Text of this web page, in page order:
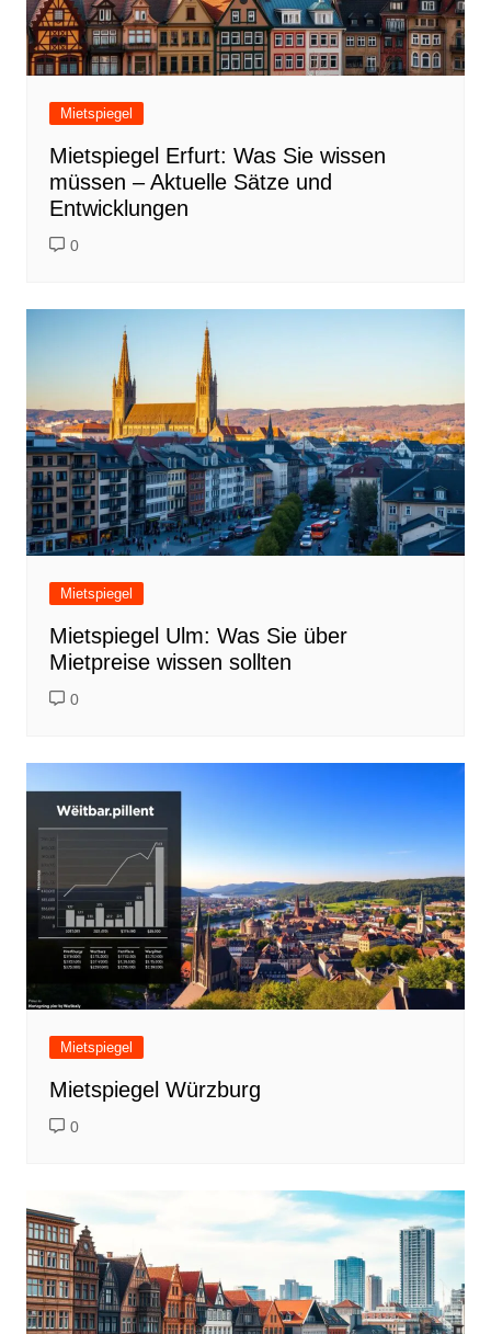
Mietspiegel
Mietspiegel Erfurt: Was Sie wissen
müssen – Aktuelle Sätze und
Entwicklungen
0
Mietspiegel
Mietspiegel Ulm: Was Sie über
Mietpreise wissen sollten
0
Mietspiegel
Mietspiegel Würzburg
0